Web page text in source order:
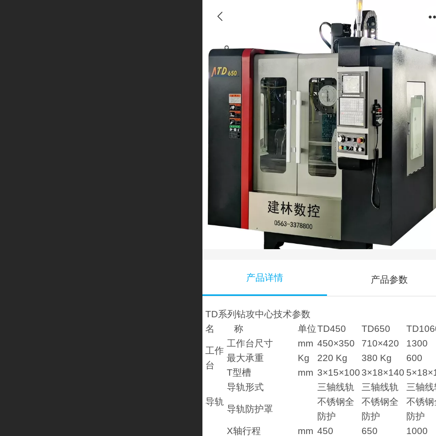
TD系列钻攻中心
产品详情 产品参数
TD系列钻攻中心技术参数
名 称
单位TD450 TD650
工作
台
工作台尺寸 mm 450×350 710×420
1300
最大承重
Kg 220 Kg 380 Kg
600
T型槽
mm 3×15×100 3×18×140
导轨
导轨形式 三轴线轨 三轴线轨 三轴线
导轨防护罩
不锈钢全
防护
不锈钢全
防护
不锈钢
防护
X轴行程
mm 450 650 1000